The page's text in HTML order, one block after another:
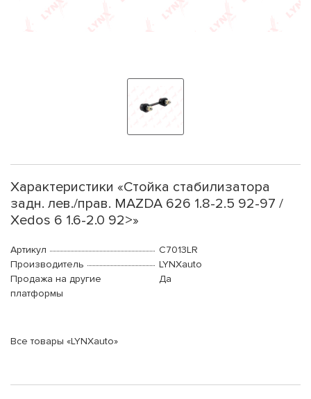
Характеристики «Стойка стабилизатора
задн. лев./прав. MAZDA 626 1.8-2.5 92-97 /
Xedos 6 1.6-2.0 92>»
Артикул
C7013LR
Производитель
LYNXauto
Продажа на другие
платформы
Да
Все товары «LYNXauto»